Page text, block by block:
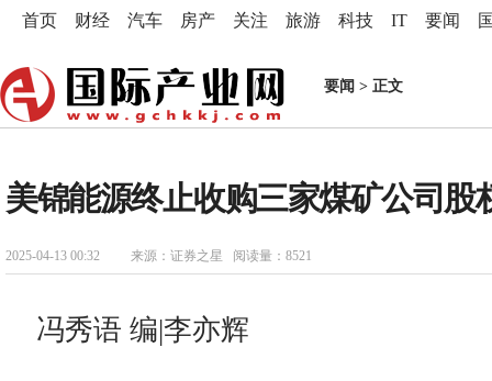
首页 财经 汽车 房产 关注 旅游 科技 IT 要闻
要闻 > 正文
美锦能源终止收购三家煤矿公司股
2025-04-13 00:32 来源：证券之星 阅读量：8521
冯秀语 编|李亦辉